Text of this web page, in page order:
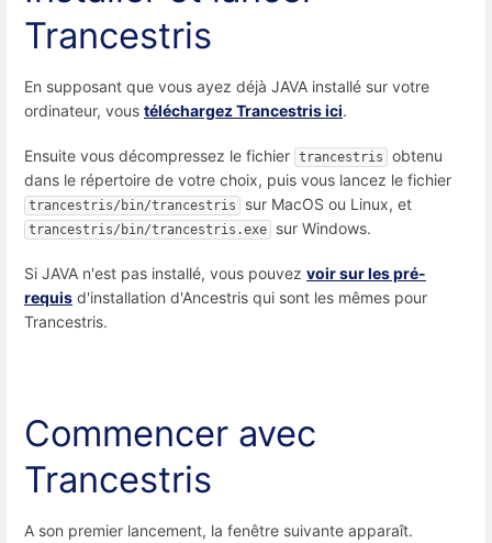
Trancestris
En supposant que vous ayez déjà JAVA installé sur votre
ordinateur, vous téléchargez Trancestris ici.
Ensuite vous décompressez le fichier trancestris
obtenu
dans le répertoire de votre choix, puis vous lancez le fichier
trancestris/bin/trancestris sur MacOS ou Linux, et
trancestris/bin/trancestris.exe sur Windows.
Si JAVA n'est pas installé, vous pouvez voir sur les pré-
requis d'installation d'Ancestris qui sont les mêmes pour
Trancestris.
Commencer avec
Trancestris
A son premier lancement, la fenêtre suivante apparaît.